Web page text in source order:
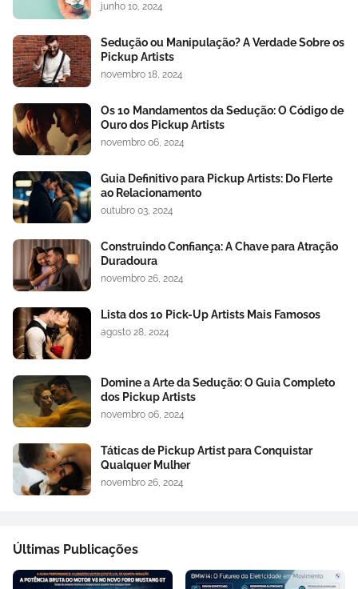
junho 10, 2024
Sedução ou Manipulação? A Verdade Sobre os
Pickup Artists
novembro 18, 2024
Os 10 Mandamentos da Sedução: O Código de
Ouro dos Pickup Artists
novembro 06, 2024
Guia Definitivo para Pickup Artists: Do Flerte
ao Relacionamento
outubro 03, 2024
Construindo Confiança: A Chave para Atração
Duradoura
novembro 26, 2024
Lista dos 10 Pick-Up Artists Mais Famosos
agosto 28, 2024
Domine a Arte da Sedução: O Guia Completo
dos Pickup Artists
novembro 06, 2024
Táticas de Pickup Artist para Conquistar
Qualquer Mulher
novembro 26, 2024
Últimas Publicações